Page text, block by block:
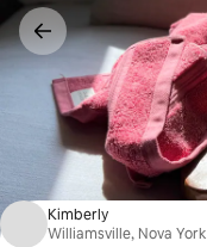
Pular
para
o
conteúdo
Kimberly
Williamsville, Nova York